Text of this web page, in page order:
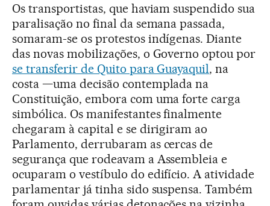
Os transportistas, que haviam suspendido sua
paralisação no final da semana passada,
somaram-se os protestos indígenas. Diante
das novas mobilizações, o Governo optou por
se transferir de Quito para Guayaquil, na
costa —uma decisão contemplada na
Constituição, embora com uma forte carga
simbólica. Os manifestantes finalmente
chegaram à capital e se dirigiram ao
Parlamento, derrubaram as cercas de
segurança que rodeavam a Assembleia e
ocuparam o vestíbulo do edifício. A atividade
parlamentar já tinha sido suspensa. Também